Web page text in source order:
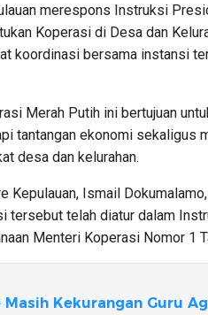
merespons Instruksi
Koperasi di Desa dan
koordinasi bersama instansi
Merah Putih ini bertujuan
tantangan ekonomi sekaligus
desa dan kelurahan.
Kepulauan, Ismail
tersebut telah diatur dalam
Menteri Koperasi Nomor 1
Kekurangan Guru